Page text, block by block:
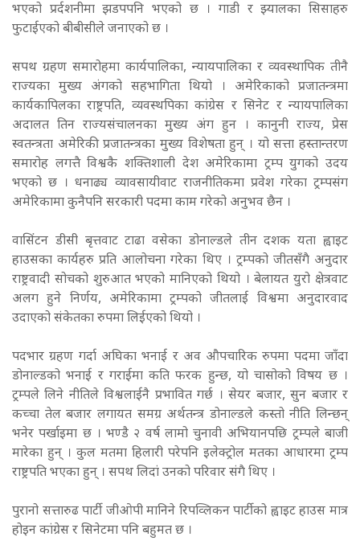
भएको प्रर्दशनीमा झडपपनि भएको छ । गाडी र झ्यालका सिसाहरु
फुटाईएको बीबीसीले जनाएको छ ।
सपथ ग्रहण समारोहमा कार्यपालिका, न्यायपालिका र व्यवस्थापिक तीनै
राज्यका मुख्य अंगको सहभागिता थियो । अमेरिकाको प्रजातन्त्रमा
कार्यकापिलका राष्ट्रपति, व्यवस्थपिका कांग्रेस र सिनेट र न्यायपालिका
अदालत तिन राज्यसंचालनका मुख्य अंग हुन । कानुनी राज्य, प्रेस
स्वतन्त्रता अमेरिकी प्रजातन्त्रका मुख्य विशेषता हुन् । यो सत्ता हस्तान्तरण
समारोह लगत्तै विश्वकै शक्तिशाली देश अमेरिकामा ट्रम्प युगको उदय
भएको छ । धनाढ्य व्यावसायीवाट राजनीतिकमा प्रवेश गरेका ट्रम्पसंग
अमेरिकामा कुनैपनि सरकारी पदमा काम गरेको अनुभव छैन ।
वासिंटन डीसी बृत्तवाट टाढा वसेका डोनाल्डले तीन दशक यता ह्वाइट
हाउसका कार्यहरु प्रति आलोचना गरेका थिए । ट्रम्पको जीतसँगै अनुदार
राष्ट्रवादी सोचको शुरुआत भएको मानिएको थियो । बेलायत युरो क्षेत्रवाट
अलग हुने निर्णय, अमेरिकामा ट्रम्पको जीतलाई विश्वमा अनुदारवाद
उदाएको संकेतका रुपमा लिईएको थियो ।
पदभार ग्रहण गर्दा अघिका भनाई र अव औपचारिक रुपमा पदमा जाँदा
डोनाल्डको भनाई र गराईमा कति फरक हुन्छ, यो चासोको विषय छ ।
ट्रम्पले लिने नीतिले विश्वलाईनै प्रभावित गर्छ । सेयर बजार, सुन बजार र
कच्चा तेल बजार लगायत समग्र अर्थतन्त्र डोनाल्डले कस्तो नीति लिन्छन्
भनेर पर्खाइमा छ । भण्डै २ वर्ष लामो चुनावी अभियानपछि ट्रम्पले बाजी
मारेका हुन् । कुल मतमा हिलारी परेपनि इलेक्ट्रोल मतका आधारमा ट्रम्प
राष्ट्रपति भएका हुन् । सपथ लिदां उनको परिवार संगै थिए ।
पुरानो सत्तारुढ पार्टी जीओपी मानिने रिपव्लिकन पार्टीको ह्वाइट हाउस मात्र
होइन कांग्रेस र सिनेटमा पनि बहुमत छ ।